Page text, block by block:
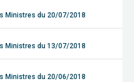
Ministres du 20/07/2018
Ministres du 13/07/2018
Ministres du 20/06/2018